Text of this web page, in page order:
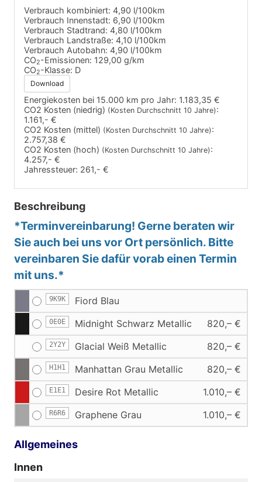
Verbrauch kombiniert: 4,90 l/100km
Verbrauch Innenstadt: 6,90 l/100km
Verbrauch Stadtrand: 4,80 l/100km
Verbrauch Landstraße: 4,10 l/100km
Verbrauch Autobahn: 4,90 l/100km
CO2-Emissionen: 129,00 g/km
CO2-Klasse: D
Download
Energiekosten bei 15.000 km pro Jahr: 1.183,35 €
CO2 Kosten (niedrig) (Kosten Durchschnitt 10 Jahre):
1.161,- €
CO2 Kosten (mittel) (Kosten Durchschnitt 10 Jahre):
2.757,38 €
CO2 Kosten (hoch) (Kosten Durchschnitt 10 Jahre):
4.257,- €
Jahressteuer: 261,- €
Beschreibung
*Terminvereinbarung! Gerne beraten wir
Sie auch bei uns vor Ort persönlich. Bitte
vereinbaren Sie dafür vorab einen Termin
mit uns.*
9K9K Fiord Blau
0E0E Midnight Schwarz Metallic 820,– €
2Y2Y Glacial Weiß Metallic 820,– €
H1H1 Manhattan Grau Metallic 820,– €
E1E1 Desire Rot Metallic 1.010,– €
R6R6 Graphene Grau 1.010,– €
Allgemeines
Innen